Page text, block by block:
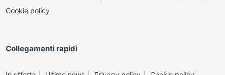
Cookie policy
Collegamenti rapidi